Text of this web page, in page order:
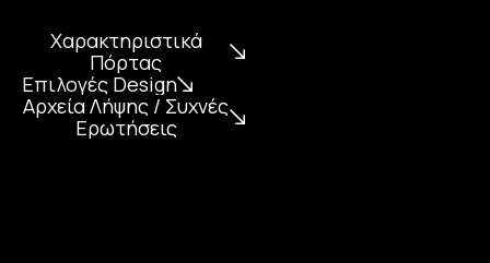
Χαρακτηριστικά
Πόρτας
Επιλογές Design
Αρχεία Λήψης / Συχνές
Ερωτήσεις